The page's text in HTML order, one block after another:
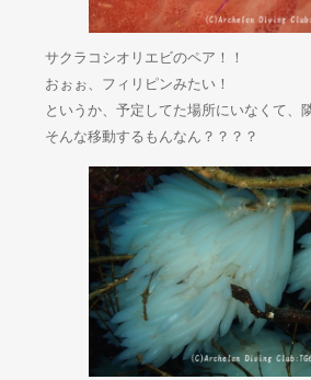
サクラコシオリエビのペア！！
おぉぉ、フィリピンみたい！
というか、予定してた場所にいなくて、
そんな移動するもんなん？？？？